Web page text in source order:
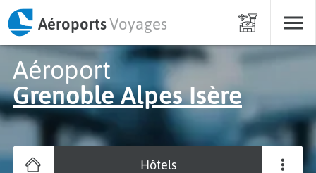
AéroportsVoyages
Aéroport
Grenoble Alpes Isère
Hôtels